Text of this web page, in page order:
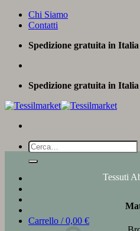
Salta
Chi Siamo
Contatti
Spedizione gratuita in
Spedizione gratuita in
Cerca:
Carrello /0,00 €
Tessuti